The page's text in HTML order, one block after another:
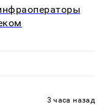
3 часа назад